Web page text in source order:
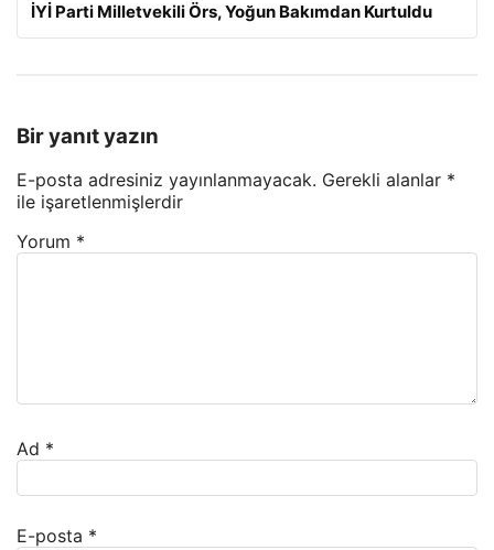
İYİ Parti Milletvekili Örs, Yoğun Bakımdan Kurtuldu
Bir yanıt yazın
E-posta adresiniz yayınlanmayacak. Gerekli alanlar *
ile işaretlenmişlerdir
Yorum *
Ad *
E-posta *